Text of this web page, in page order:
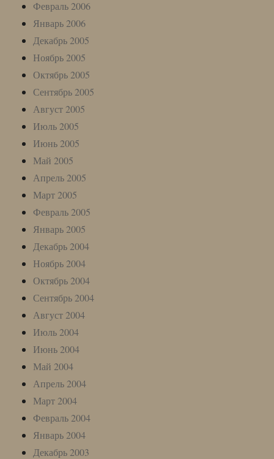
Февраль 2006
Январь 2006
Декабрь 2005
Ноябрь 2005
Октябрь 2005
Сентябрь 2005
Август 2005
Июль 2005
Июнь 2005
Май 2005
Апрель 2005
Март 2005
Февраль 2005
Январь 2005
Декабрь 2004
Ноябрь 2004
Октябрь 2004
Сентябрь 2004
Август 2004
Июль 2004
Июнь 2004
Май 2004
Апрель 2004
Март 2004
Февраль 2004
Январь 2004
Декабрь 2003